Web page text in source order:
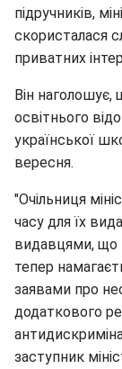
підручників,
скористалася
приватних
Він наголошує,
освітнього
української
вересня.
"Очільниця
часу для їх
видавцями, що
тепер
заявами про
додаткового
заступник